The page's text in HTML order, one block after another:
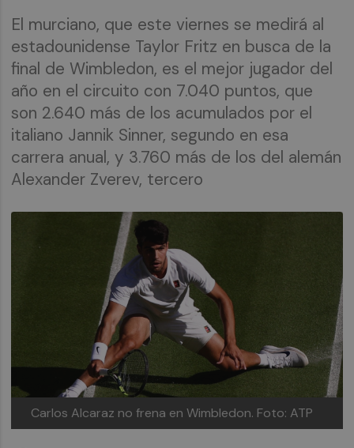
El murciano, que este viernes se medirá al
estadounidense Taylor Fritz en busca de la
final de Wimbledon, es el mejor jugador del
año en el circuito con 7.040 puntos, que
son 2.640 más de los acumulados por el
italiano Jannik Sinner, segundo en esa
carrera anual, y 3.760 más de los del alemán
Alexander Zverev, tercero
Carlos Alcaraz no frena en Wimbledon. Foto: ATP